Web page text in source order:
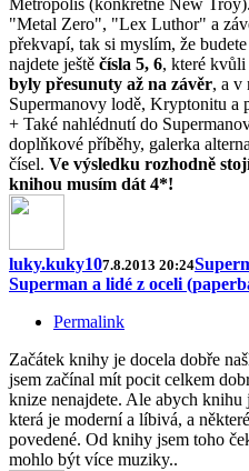
Metropolis (konkrétně New
"Metal Zero", "Lex Luthor" a
překvapí, tak si myslím, že
najdete ještě čísla 5, 6, které
byly přesunuty až na závěr, a v
Supermanovy lodě, Kryptonitu a
+ Také nahlédnutí do
doplňkové příběhy, galerka
čísel. Ve výsledku rozhodně
knihou musím dát 4*!
luky.kuky107.8.2013 20:24
Superman a lidé z oceli
Permalink
Začátek knihy je docela dobře
jsem začínal mít pocit celkem
knize nenajdete. Ale abych knihu
která je moderní a líbivá, a
povedené. Od knihy jsem toho
mohlo být více muziky..